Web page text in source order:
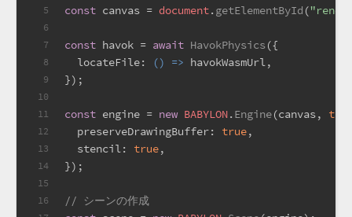
5
6
7
8
9
10
11
12
13
14
15
16
const canvas = document.getElementById (
const havok = await HavokPhysics ({
locateFile: () => havokWasmUrl,
});
const engine = new BABYLON.Engine(canvas,
preserveDrawingBuffer: true,
stencil: true,
});
// シーンの作成